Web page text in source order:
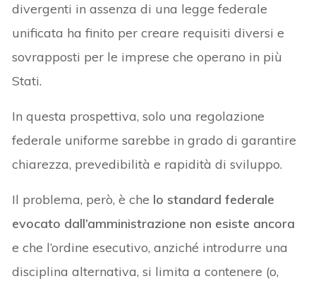
divergenti in assenza di una legge federale
unificata ha finito per creare requisiti diversi e
sovrapposti per le imprese che operano in più
Stati.
In questa prospettiva, solo una regolazione
federale uniforme sarebbe in grado di garantire
chiarezza, prevedibilità e rapidità di sviluppo.
Il problema, però, è che lo standard federale
evocato dall’amministrazione non esiste ancora
e che l’ordine esecutivo, anziché introdurre una
disciplina alternativa, si limita a contenere (o,